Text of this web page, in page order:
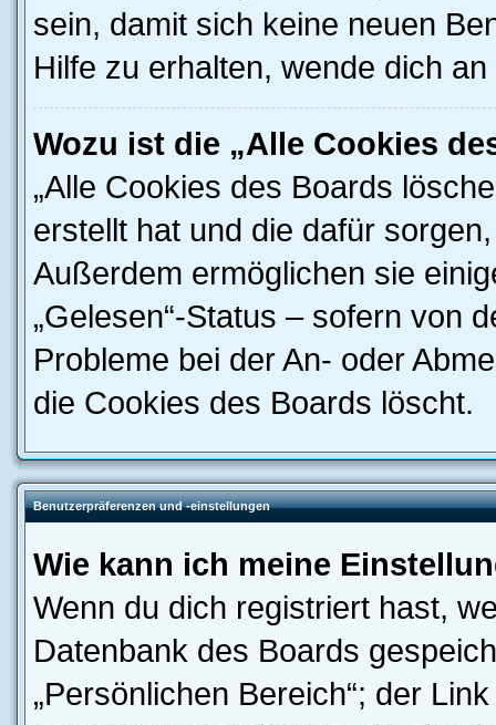
sein, damit sich keine neuen
Hilfe zu erhalten, wende dich
Wozu ist die „Alle Cookies
„Alle Cookies des Boards
erstellt hat und die dafür
Außerdem ermöglichen sie
„Gelesen“-Status – sofern von
Probleme bei der An- oder
die Cookies des Boards löscht.
Benutzerpräferenzen und -einstellungen
Wie kann ich meine
Wenn du dich registriert hast,
Datenbank des Boards
„Persönlichen Bereich“; der